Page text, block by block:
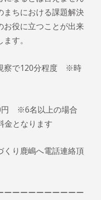
まちにおける課題解決
お役に立つことが出来
す。
察で120分程度 ※時
円 ※6名以上の場合
金となります
り鹿嶋へ電話連絡頂
ーーーーーーーーーー